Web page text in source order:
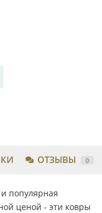
ОТЗЫВЫ 0
популярная
ценой - эти ковры